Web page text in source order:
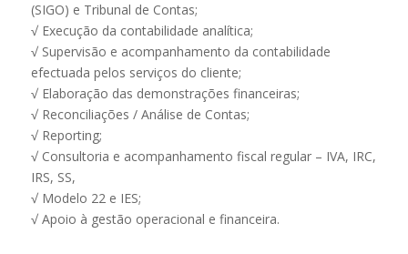
(SIGO) e Tribunal de Contas;
√ Execução da contabilidade analítica;
√ Supervisão e acompanhamento da contabilidade
efectuada pelos serviços do cliente;
√ Elaboração das demonstrações financeiras;
√ Reconciliações / Análise de Contas;
√ Reporting;
√ Consultoria e acompanhamento fiscal regular – IVA, IRC,
IRS, SS,
√ Modelo 22 e IES;
√ Apoio à gestão operacional e financeira.